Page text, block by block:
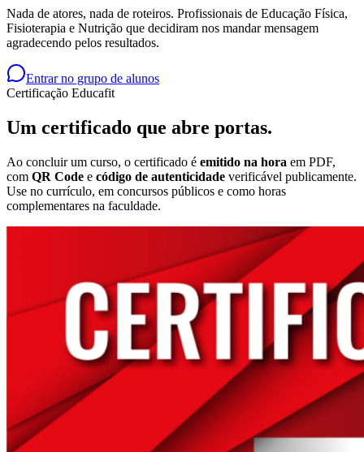
Nada de atores, nada de roteiros. Profissionais de Educação Física,
Fisioterapia e Nutrição que decidiram nos mandar mensagem
agradecendo pelos resultados.
Entrar no grupo de alunos
Certificação Educafit
Um certificado que abre portas.
Ao concluir um curso, o certificado é emitido na hora em PDF,
com QR Code e código de autenticidade verificável publicamente.
Use no currículo, em concursos públicos e como horas
complementares na faculdade.